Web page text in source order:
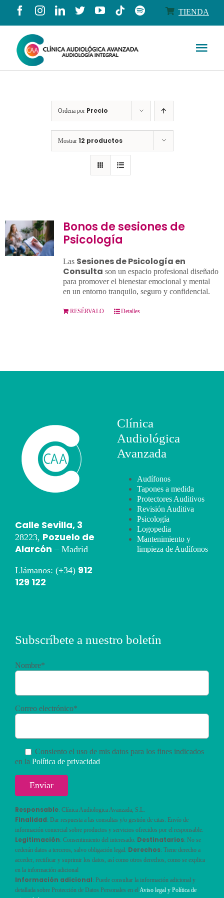
contenido
TIENDA
Contacto
Llámanos 912 129 122
Ordena por Precio
Mostrar 12 productos
Bonos de sesiones de
Psicología
Las Sesiones de Psicología en
Consulta son un espacio profesional diseñado
para promover el bienestar emocional y mental
en un entorno tranquilo, seguro y confidencial.
RESÉRVALO Detalles
Calle Sevilla, 3
28223, Pozuelo de
Alarcón – Madrid
Llámanos: (+34) 912
129 122
Clínica
Audiológica
Avanzada
Audífonos
Tapones a medida
Protectores Auditivos
Revisión Auditiva
Psicología
Logopedia
Mantenimiento y
limpieza de Audífonos
Subscríbete a nuestro boletín
Nombre*
Correo electrónico*
Consiento el uso de mis datos para los fines indicados
en la Política de privacidad
Responsable: Clínica Audiologica Avanzada, S.L.
Finalidad: Dar respuesta a las consultas y/o gestión de citas. Envío de
información comercial sobre productos y servicios ofrecidos por el responsable.
Legitimación: Consentimiento del interesado. Destinatarios: No se
cederán datos a terceros, salvo obligación legal. Derechos: Tiene derecho a
acceder, rectificar y suprimir los datos, así como otros derechos, como se explica
en la información adicional
Información adicional: Puede consultar la información adicional y
detallada sobre Protección de Datos Personales en elAviso legal y Política de